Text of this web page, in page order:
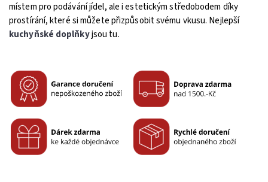
místem pro podávání jídel, ale i estetickým středobodem díky
prostírání, které si můžete přizpůsobit svému vkusu. Nejlepší
kuchyňské doplňkyjsou tu.